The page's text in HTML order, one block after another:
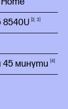
8540U 2 3
45 минути 4